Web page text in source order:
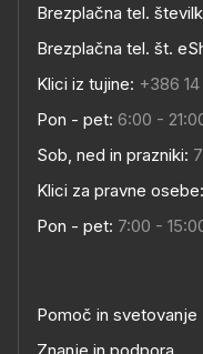
Brezplačna tel.
Brezplačna tel. št.
Klici iz tujine: +386
Pon - pet: 6:00 -
Sob, ned in prazniki:
Klici za pravne osebe:
Pon - pet: 7:00 -
Pomoč in svetovanje